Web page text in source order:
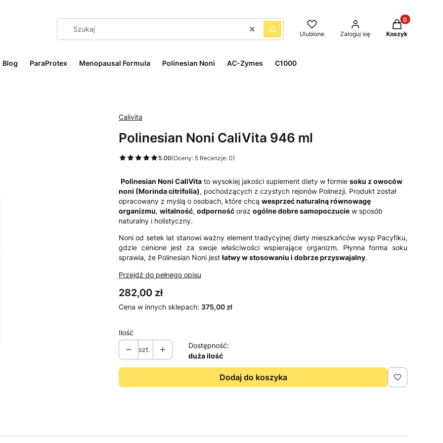
WyczyśćSzukaj Ulubione Zaloguj się
Produkty w
Koszyk
Blog ParaProtex Menopausal Formula Polinesian Noni AC-Zymes C1000
Calivita
Polinesian Noni CaliVita 946 ml
5.00(Oceny: 5 Recenzje: 0)
Polinesian Noni CaliVita to wysokiej jakości suplement diety w formie soku z owoców
noni (Morinda citrifolia), pochodzących z czystych rejonów Polinezji. Produkt został
opracowany z myślą o osobach, które chcą wesprzeć naturalną równowagę
organizmu, witalność, odporność oraz ogólne dobre samopoczucie w sposób
naturalny i holistyczny.
Noni od setek lat stanowi ważny element tradycyjnej diety mieszkańców wysp Pacyfiku,
gdzie cenione jest za swoje właściwości wspierające organizm. Płynna forma soku
sprawia, że Polinesian Noni jest łatwy w stosowaniu i dobrze przyswajalny.
Przejdź do pełnego opisu
Cena
282,00 zł
Cena w innych sklepach: 375,00 zł
Ilość
szt.
Dostępność:
duża ilość
Dodaj do koszyka